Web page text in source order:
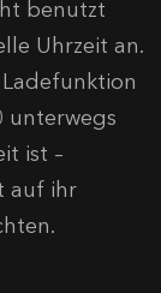
benutzt
Uhrzeit an.
unterwegs
ist –
auf ihr